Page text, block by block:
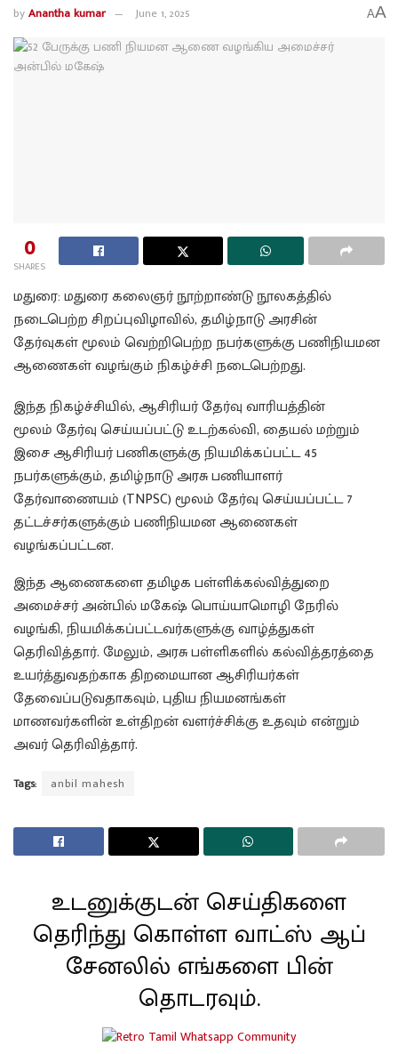
byAnantha kumar June 1, 2025 AA
0
SHARES
மதுரை: மதுரை கலைஞர் நூற்றாண்டு நூலகத்தில்
நடைபெற்ற சிறப்புவிழாவில், தமிழ்நாடு அரசின்
தேர்வுகள் மூலம் வெற்றிபெற்ற நபர்களுக்கு பணிநியமன
ஆணைகள் வழங்கும் நிகழ்ச்சி நடைபெற்றது.
இந்த நிகழ்ச்சியில், ஆசிரியர் தேர்வு வாரியத்தின்
மூலம் தேர்வு செய்யப்பட்டு உடற்கல்வி, தையல் மற்றும்
இசை ஆசிரியர் பணிகளுக்கு நியமிக்கப்பட்ட 45
நபர்களுக்கும், தமிழ்நாடு அரசு பணியாளர்
தேர்வாணையம் (TNPSC) மூலம் தேர்வு செய்யப்பட்ட 7
தட்டச்சர்களுக்கும் பணிநியமன ஆணைகள்
வழங்கப்பட்டன.
இந்த ஆணைகளை தமிழக பள்ளிக்கல்வித்துறை
அமைச்சர் அன்பில் மகேஷ் பொய்யாமொழி நேரில்
வழங்கி, நியமிக்கப்பட்டவர்களுக்கு வாழ்த்துகள்
தெரிவித்தார். மேலும், அரசு பள்ளிகளில் கல்வித்தரத்தை
உயர்த்துவதற்காக திறமையான ஆசிரியர்கள்
தேவைப்படுவதாகவும், புதிய நியமனங்கள்
மாணவர்களின் உள்திறன் வளர்ச்சிக்கு உதவும் என்றும்
அவர் தெரிவித்தார்.
Tags: anbil mahesh
உடனுக்குடன் செய்திகளை
தெரிந்து கொள்ள வாட்ஸ் ஆப்
சேனலில் எங்களை பின்
தொடரவும்.